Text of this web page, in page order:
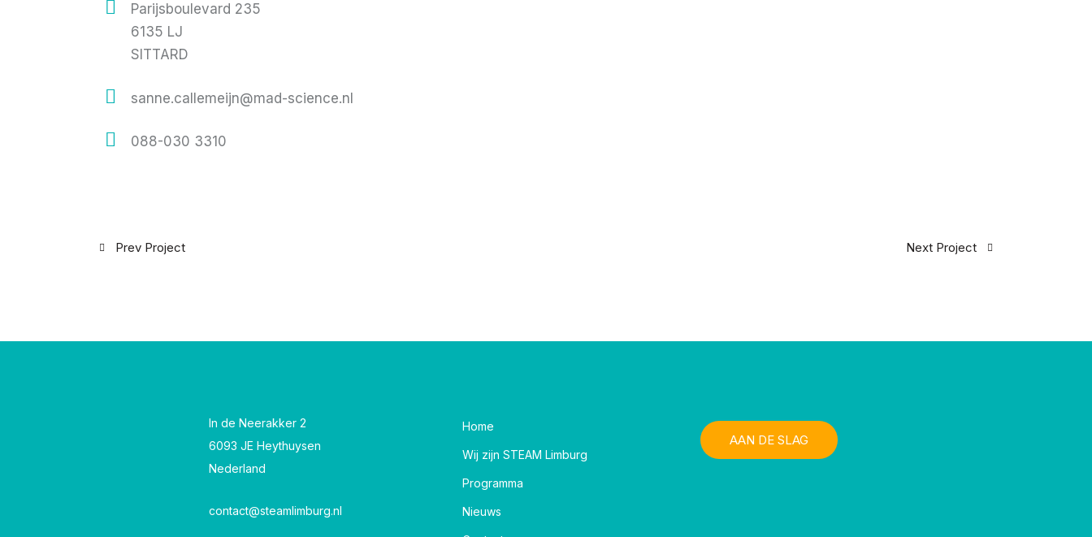
Parijsboulevard 235
6135 LJ
SITTARD
sanne.callemeijn@mad-science.nl
088-030 3310
Prev Project Next Project
In de Neerakker 2
6093 JE Heythuysen
Nederland
contact@steamlimburg.nl
Home
Wij zijn STEAM Limburg
Programma
Nieuws
AAN DE SLAG